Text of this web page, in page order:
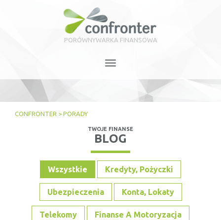
PORÓWNYWARKA FINANSOWA
navigation
CONFRONTER > PORADY
TWOJE FINANSE
BLOG
Wszystkie Kredyty, Pożyczki
Ubezpieczenia Konta, Lokaty
Telekomy Finanse A Motoryzacja